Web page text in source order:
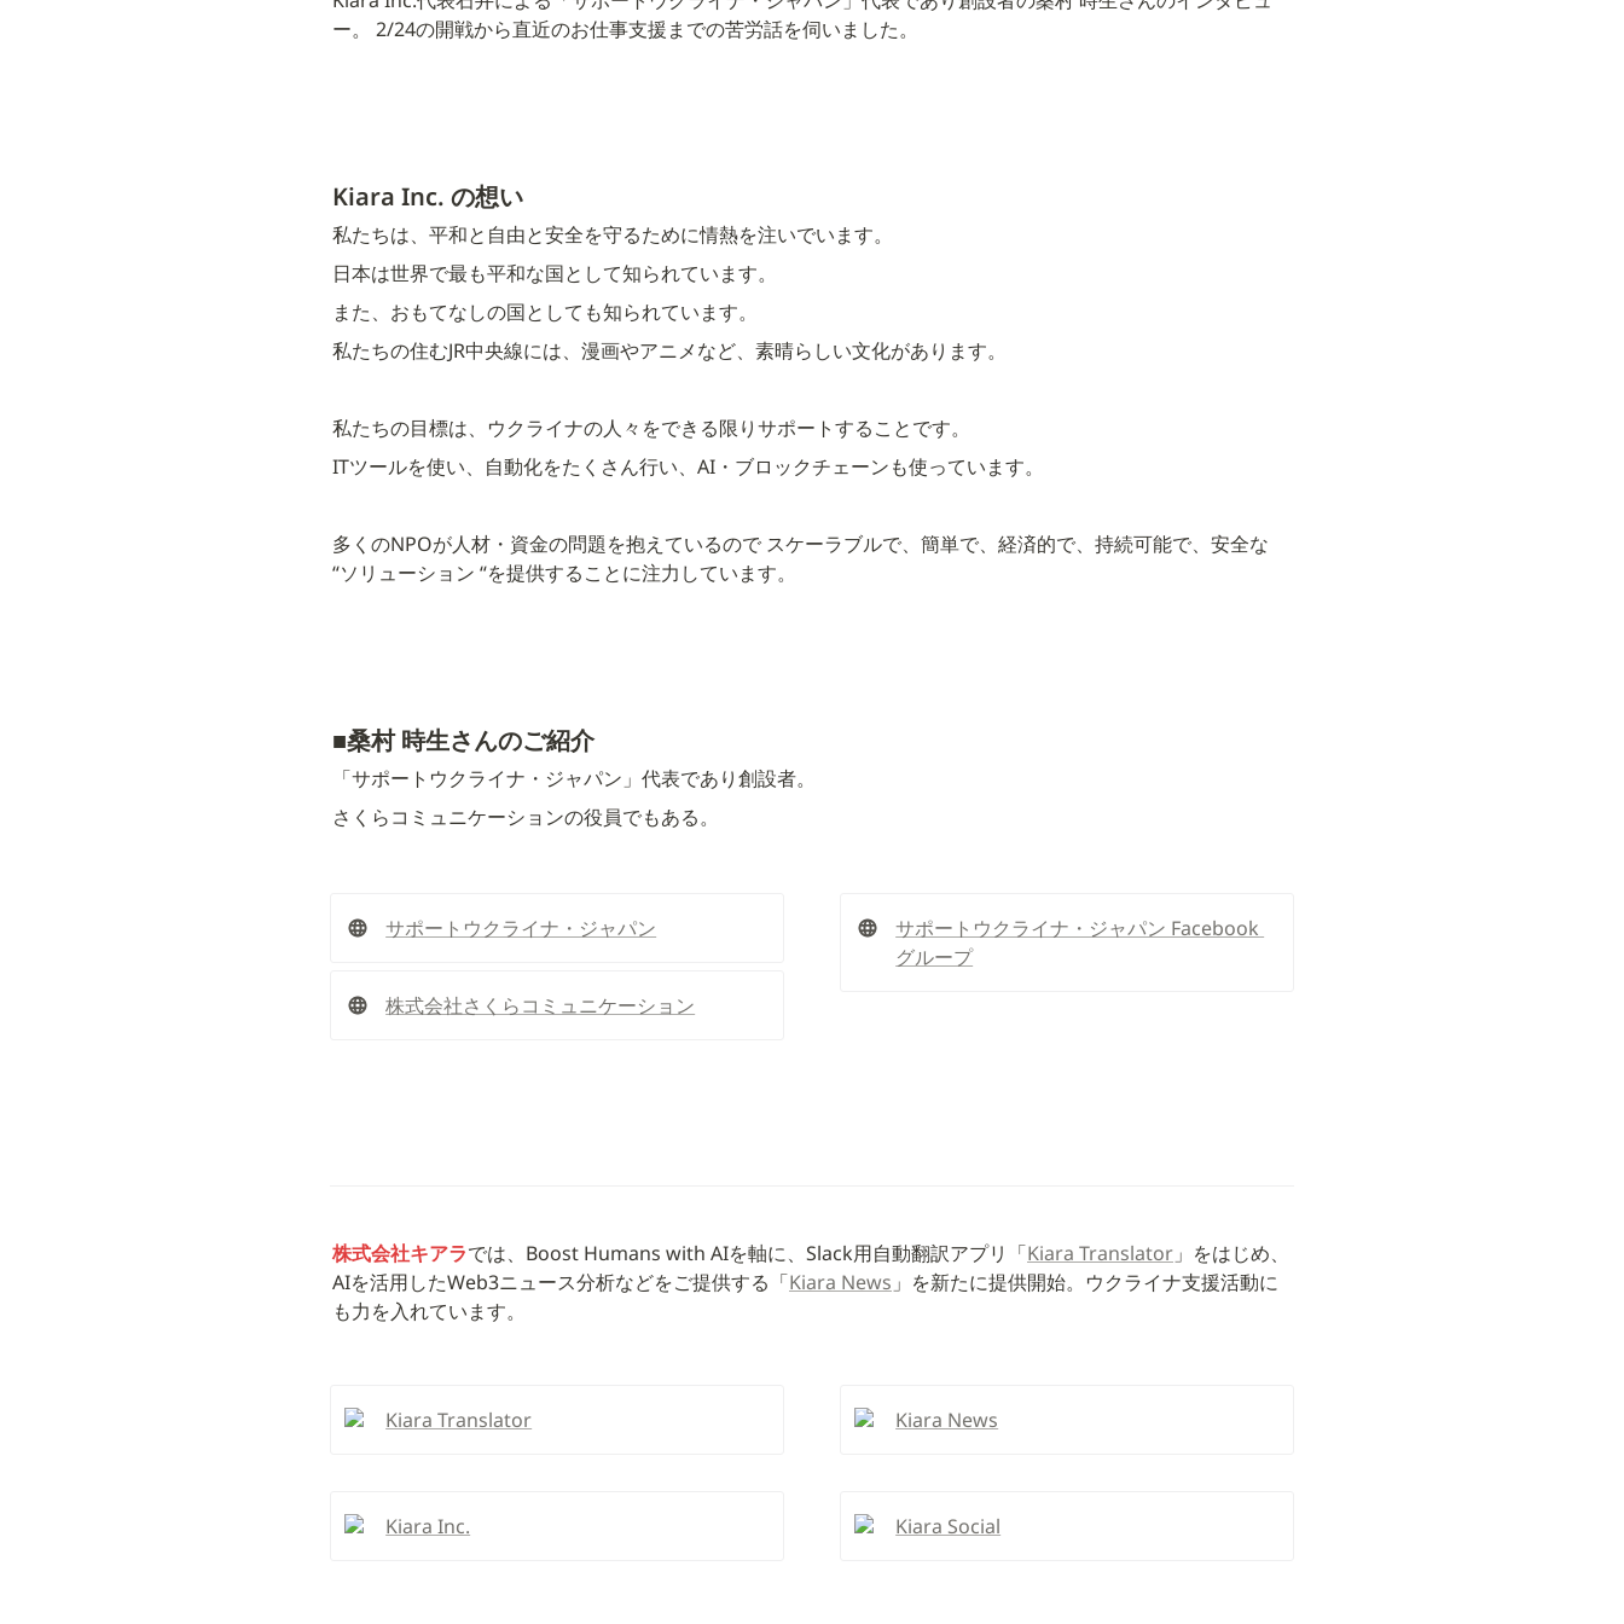
ー。 2/24の開戦から直近のお仕事支援までの苦労話を伺いました。
Kiara Inc. の想い
私たちは、平和と自由と安全を守るために情熱を注いでいます。
日本は世界で最も平和な国として知られています。
また、おもてなしの国としても知られています。
私たちの住むJR中央線には、漫画やアニメなど、素晴らしい文化があります。
私たちの目標は、ウクライナの人々をできる限りサポートすることです。
ITツールを使い、自動化をたくさん行い、AI・ブロックチェーンも使っています。
多くのNPOが人材・資金の問題を抱えているので スケーラブルで、簡単で、経済的で、持続可能で、安全な
“ソリューション “を提供することに注力しています。
■桑村 時生さんのご紹介
「サポートウクライナ・ジャパン」代表であり創設者。
さくらコミュニケーションの役員でもある。
サポートウクライナ・ジャパン
株式会社さくらコミュニケーション
サポートウクライナ・ジャパン Facebook
グループ
株式会社キアラでは、Boost Humans with AIを軸に、Slack用自動翻訳アプリ「Kiara Translator 」をはじめ、
AIを活用したWeb3ニュース分析などをご提供する「Kiara News 」を新たに提供開始。ウクライナ支援活動に
も力を入れています。
Kiara Translator Kiara News
Kiara Inc. Kiara Social